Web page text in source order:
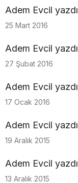
Adem Evcil yazdı
25 Mart 2016
Adem Evcil yazdı
27 Şubat 2016
Adem Evcil yazdı
17 Ocak 2016
Adem Evcil yazdı
19 Aralık 2015
Adem Evcil yazdı
13 Aralık 2015